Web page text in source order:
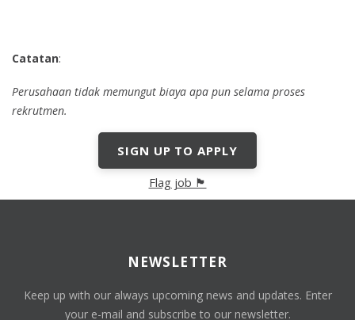
Catatan:
Perusahaan tidak memungut biaya apa pun selama proses
rekrutmen.
SIGN UP TO APPLY
Flag job 🏴
NEWSLETTER
Keep up with our always upcoming news and updates. Enter
your e-mail and subscribe to our newsletter.